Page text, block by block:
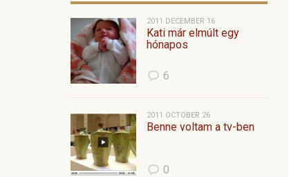
2011 DECEMBER 16
Kati már elmúlt egy
hónapos
6
2011 OCTOBER 26
Benne voltam a tv-ben
0